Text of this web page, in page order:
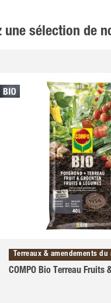
une sélection de
Terreaux & amendements du
COMPO Bio Terreau Fruits